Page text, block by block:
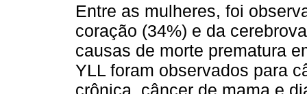
Entre as mulheres, foi
coração (34%) e da
causas de morte prematura
YLL foram observados para
crônica, câncer de mama e